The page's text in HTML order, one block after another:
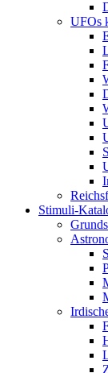
UFOs
Stimuli-